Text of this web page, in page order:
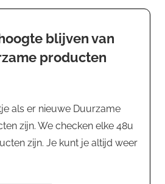
blijven van
producten
als er nieuwe Duurzame
zijn. We checken elke 48u
zijn. Je kunt je altijd weer